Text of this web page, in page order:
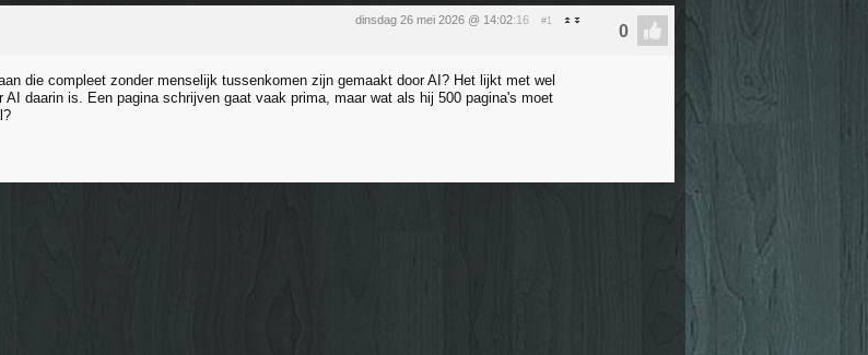
dinsdag 26 mei 2026 @ 14:02:16 #1
die compleet zonder menselijk tussenkomen zijn gemaakt door AI? Het lijkt met wel
AI daarin is. Een pagina schrijven gaat vaak prima, maar wat als hij 500 pagina's moet